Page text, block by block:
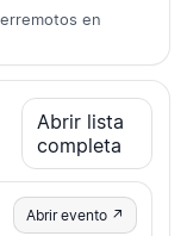
en
Abrir lista
completa
Abrir evento ↗